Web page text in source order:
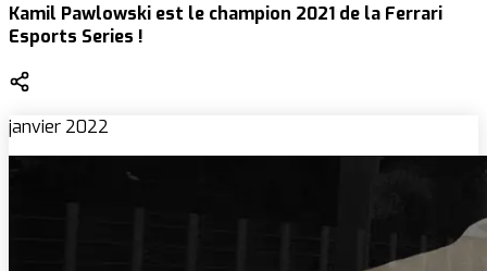
Kamil Pawlowski est le champion 2021 de la Ferrari
Esports Series !
janvier 2022